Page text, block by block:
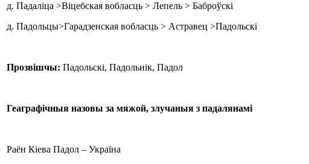
д. Падаліца >Віцебская вобласць > Лепель > Баброўскі
д. Падольцы>Гарадзенская вобласць > Астравец >Падольскі
Прозвішчы: Падольскі, Падольнік, Падол
Геаграфічныя назовы за мяжой, злучаныя з падалянамі
Раён Кіева Падол – Україна